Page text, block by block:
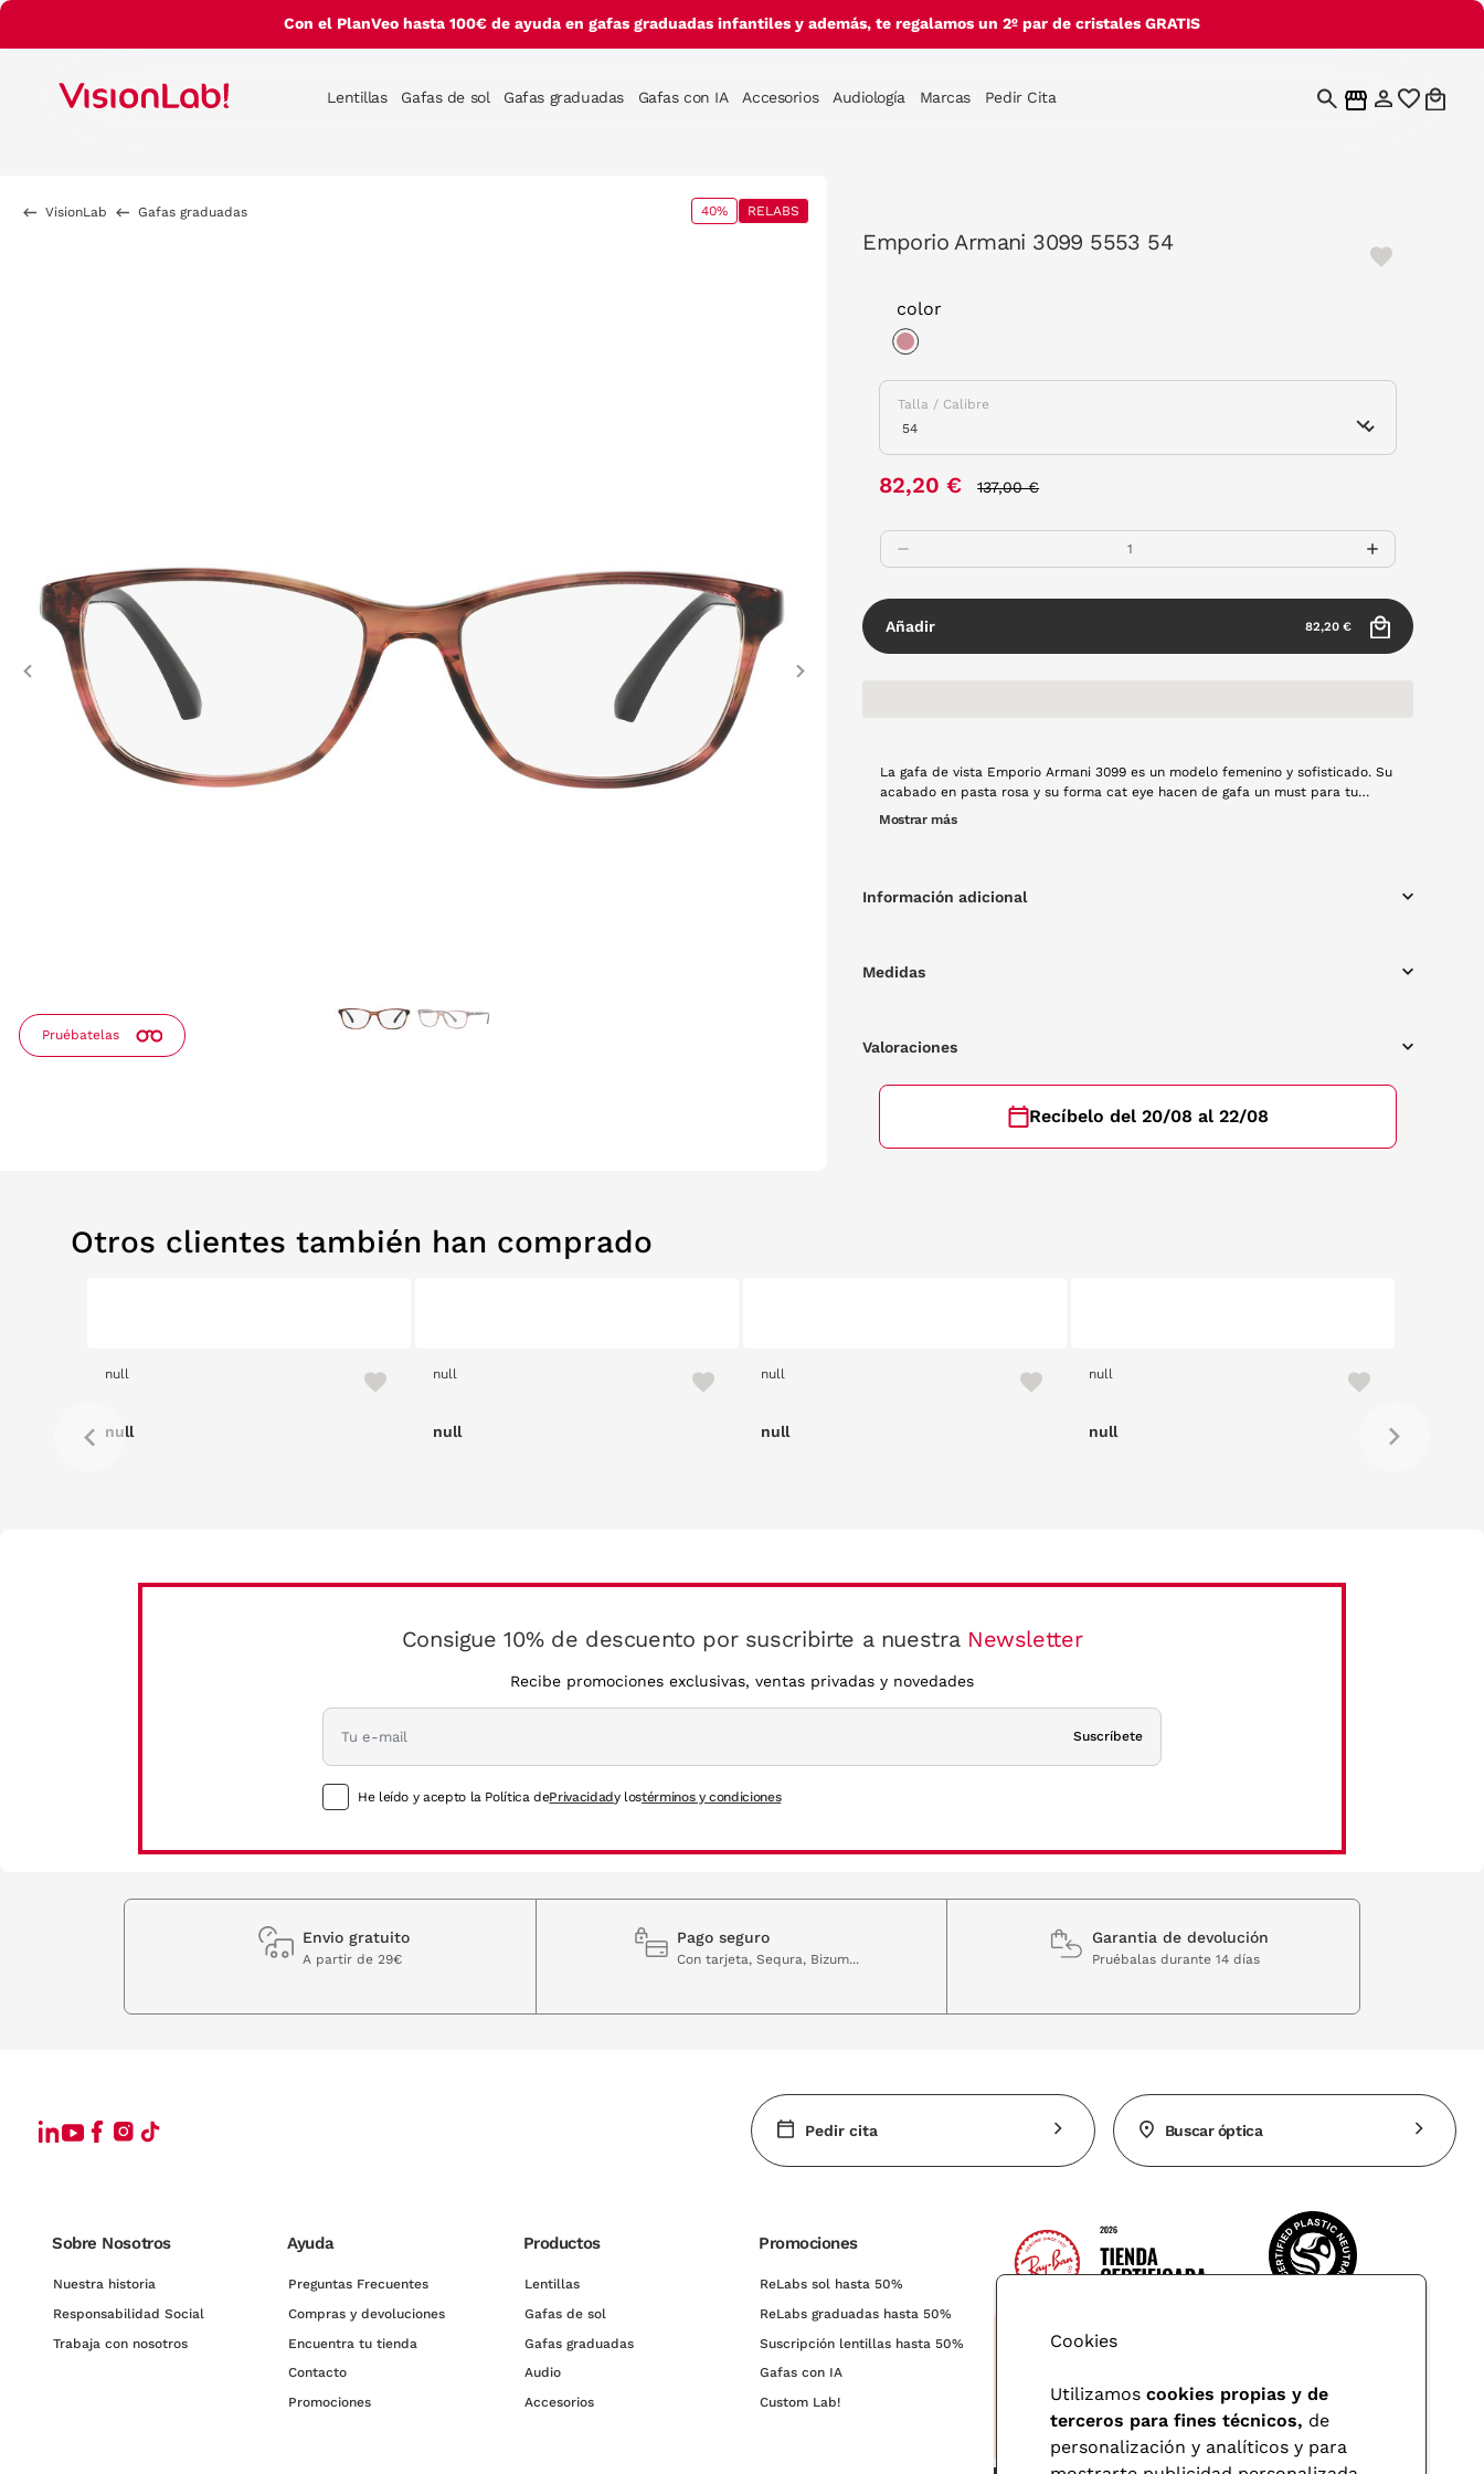
Con el PlanVeo hasta 100€ de ayuda en gafas graduadas infantiles y además, te regalamos un 2º par de cristales GRATIS
Lentillas Gafas de sol Gafas graduadas Gafas con IA Accesorios Audiología Marcas Pedir Cita
VisionLab Gafas graduadas 40% RELABS
Pruébatelas
Previous
Emporio Armani 3099 5553 54
color
Talla / Calibre
82,20 € 137,00 €
Añadir 82,20 €
La gafa de vista Emporio Armani 3099 es un modelo femenino y sofisticado. Su
acabado en pasta rosa y su forma cat eye hacen de gafa un must para tu
armario
Mostrar más
Información adicional
Medidas
Valoraciones
Recíbelo del 20/08 al 22/08
Otros clientes también han comprado
null
null
null
null
null
null
null
null
Consigue 10% de descuento por suscribirte a nuestra Newsletter
Recibe promociones exclusivas, ventas privadas y novedades
Suscríbete
He leído y acepto la Política dePrivacidady lostérminos y condiciones
Envio gratuito
A partir de 29€
Pago seguro
Con tarjeta, Sequra, Bizum...
Garantia de devolución
Pruébalas durante 14 días
Pedir cita Buscar óptica
Sobre Nosotros
Nuestra historia
Responsabilidad Social
Trabaja con nosotros
Ayuda
Preguntas Frecuentes
Compras y devoluciones
Encuentra tu tienda
Contacto
Promociones
Productos
Lentillas
Gafas de sol
Gafas graduadas
Audio
Accesorios
Promociones
ReLabs sol hasta 50%
ReLabs graduadas hasta 50%
Suscripción lentillas hasta 50%
Gafas con IA
Custom Lab!
Cookies
Utilizamos cookies propias y de
terceros para fines técnicos, de
personalización y analíticos y para